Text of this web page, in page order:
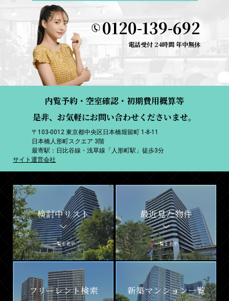
0120-139-692
電話受付 24時間 年中無休
内覧予約・空室確認・初期費用概算等
是非、お気軽にお問い合わせくださいませ。
〒103-0012 東京都中央区日本橋堀留町 1-8-11
日本橋人形町スクエア 3階
最寄駅：日比谷線・浅草線「人形町駅」徒歩3分
サイト運営会社
検討中リスト
一覧を表示
最近見た物件
一覧を表示
フリーレント検索 新築マンション一覧